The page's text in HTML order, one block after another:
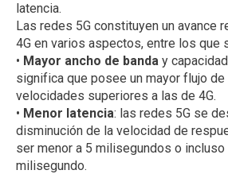
latencia.
Las redes 5G constituyen un avance
4G en varios aspectos, entre los que
• Mayor ancho de banda y
significa que posee un mayor flujo
velocidades superiores a las de 4G.
• Menor latencia: las redes 5G se
disminución de la velocidad de
ser menor a 5 milisegundos o incluso
milisegundo.